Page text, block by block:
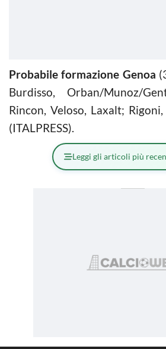
Probabile formazione Genoa
Burdisso, Orban/Munoz/
Rincon, Veloso, Laxalt;
(ITALPRESS).
Leggi gli articoli più